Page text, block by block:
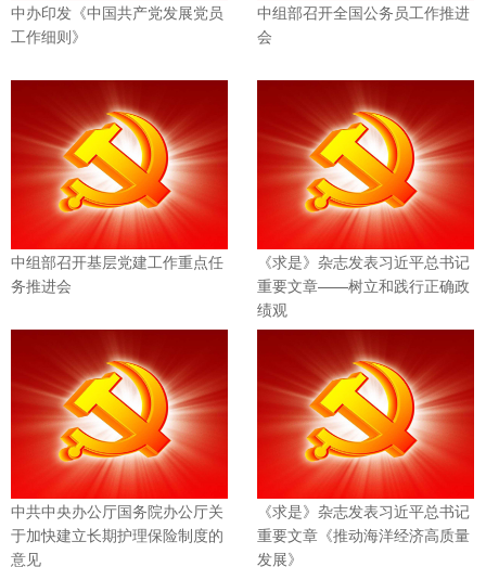
项目展示
企业文化
联系我们
中办印发《中国共产党发展党员
工作细则》
中组部召开全国公务员工作推进
会
中组部召开基层党建工作重点任
务推进会
《求是》杂志发表习近平总书记
重要文章——树立和践行正确政
绩观
中共中央办公厅国务院办公厅关
于加快建立长期护理保险制度的
意见
《求是》杂志发表习近平总书记
重要文章《推动海洋经济高质量
发展》